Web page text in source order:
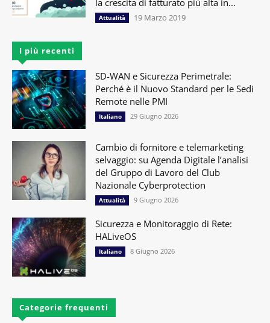
Attualità 19 Marzo 2019
I più recenti
SD-WAN e Sicurezza Perimetrale:
Perché è il Nuovo Standard per le Sedi
Remote nelle PMI
Italiano 29 Giugno 2026
Cambio di fornitore e telemarketing
selvaggio: su Agenda Digitale l’analisi
del Gruppo di Lavoro del Club
Nazionale Cyberprotection
Attualità 9 Giugno 2026
Sicurezza e Monitoraggio di Rete:
HALiveOS
Italiano 8 Giugno 2026
Categorie frequenti